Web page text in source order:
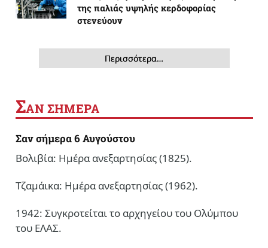
της παλιάς υψηλής κερδοφορίας
στενεύουν
Περισσότερα…
ΣΑΝ ΣΗΜΕΡΑ
Σαν σήμερα 6 Αυγούστου
Βολιβία: Ημέρα ανεξαρτησίας (1825).
Τζαμάικα: Ημέρα ανεξαρτησίας (1962).
1942: Συγκροτείται το αρχηγείου του Ολύμπου
του ΕΛΑΣ.